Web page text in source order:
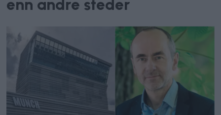
enn andre steder